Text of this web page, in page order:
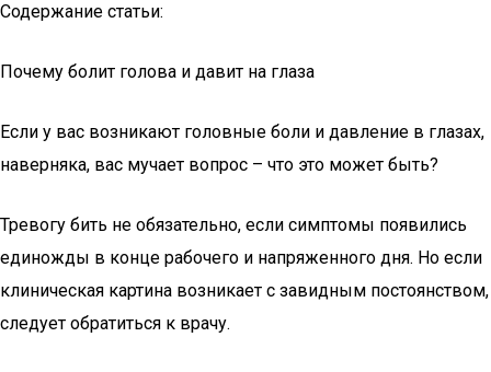
Содержание статьи:
Почему болит голова и давит на глаза
Если у вас возникают головные боли и давление в глазах,
наверняка, вас мучает вопрос – что это может быть?
Тревогу бить не обязательно, если симптомы появились
единожды в конце рабочего и напряженного дня. Но если
клиническая картина возникает с завидным постоянством,
следует обратиться к врачу.